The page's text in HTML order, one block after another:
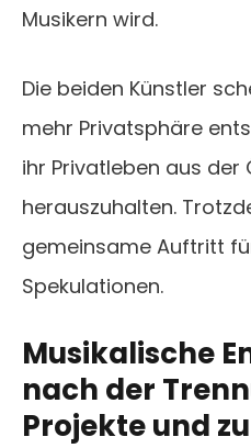
Musikern wird.
Die beiden Künstler
mehr Privatsphäre
ihr Privatleben aus der
herauszuhalten.
gemeinsame Auftritt
Spekulationen.
Musikalische
nach der
Projekte und